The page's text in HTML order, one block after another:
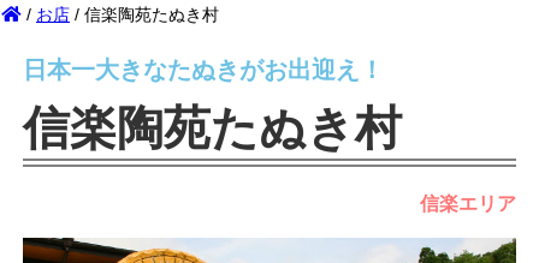
/ お店 / 信楽陶苑たぬき村
日本一大きなたぬきがお出迎え！
信楽陶苑たぬき村
信楽エリア